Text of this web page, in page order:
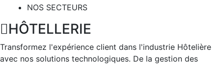
NOS SECTEURS
HÔTELLERIE
Transformez l'expérience client dans l'industrie Hôtelière
avec nos solutions technologiques. De la gestion des